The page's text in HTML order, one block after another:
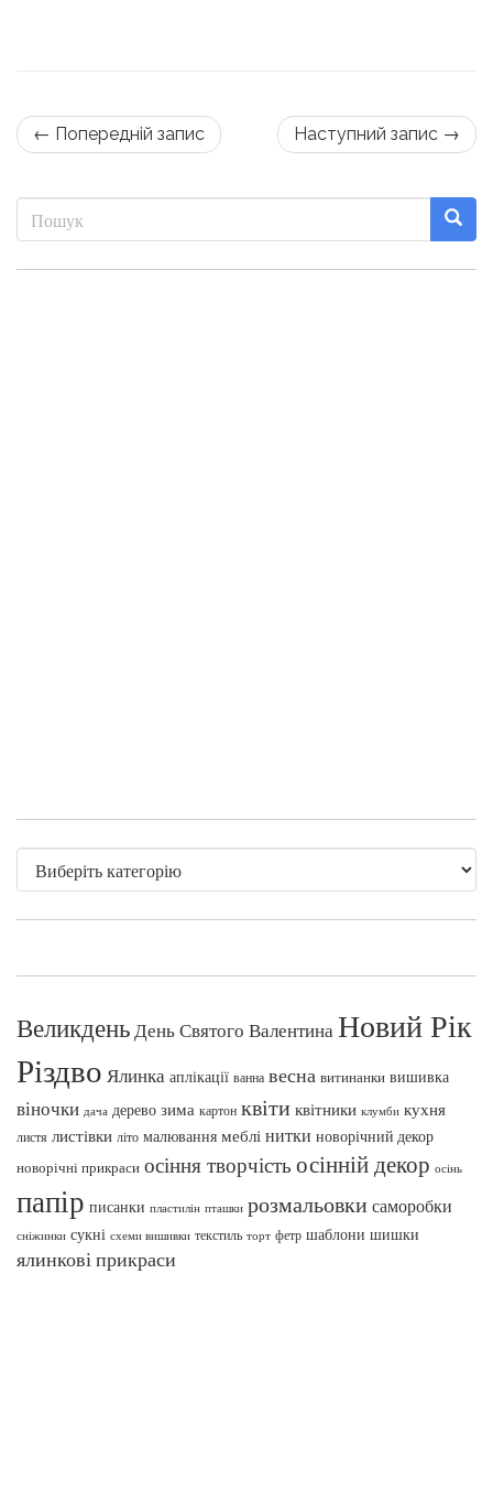
← Попередній запис Наступний запис →
ВеликденьДень Святого ВалентинаНовий Рік
Різдво Ялинка аплікації ванна весна витинанки вишивка
віночки дача дерево зима картон квіти квітники клумби кухня
листя листівки літо малювання меблі нитки новорічний декор
новорічні прикраси осіння творчість осінній декор осінь
папір писанки пластилін пташки розмальовки саморобки
сніжинки сукні схеми вишивки текстиль торт фетр шаблони шишки
ялинкові прикраси